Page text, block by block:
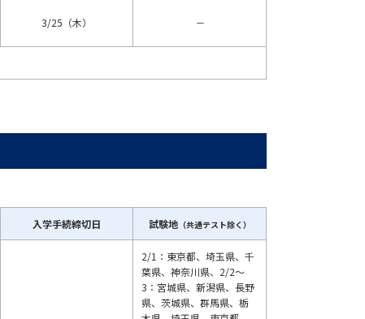
3/25（木） －
入学手続締切日 試験地（共通テスト除く）
2/1：東京都、埼玉県、千
葉県、神奈川県、2/2～
3：宮城県、新潟県、長野
県、茨城県、群馬県、栃